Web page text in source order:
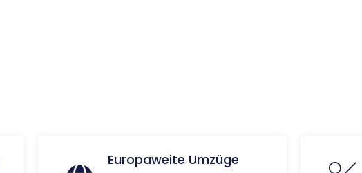
Europaweite Umzüge